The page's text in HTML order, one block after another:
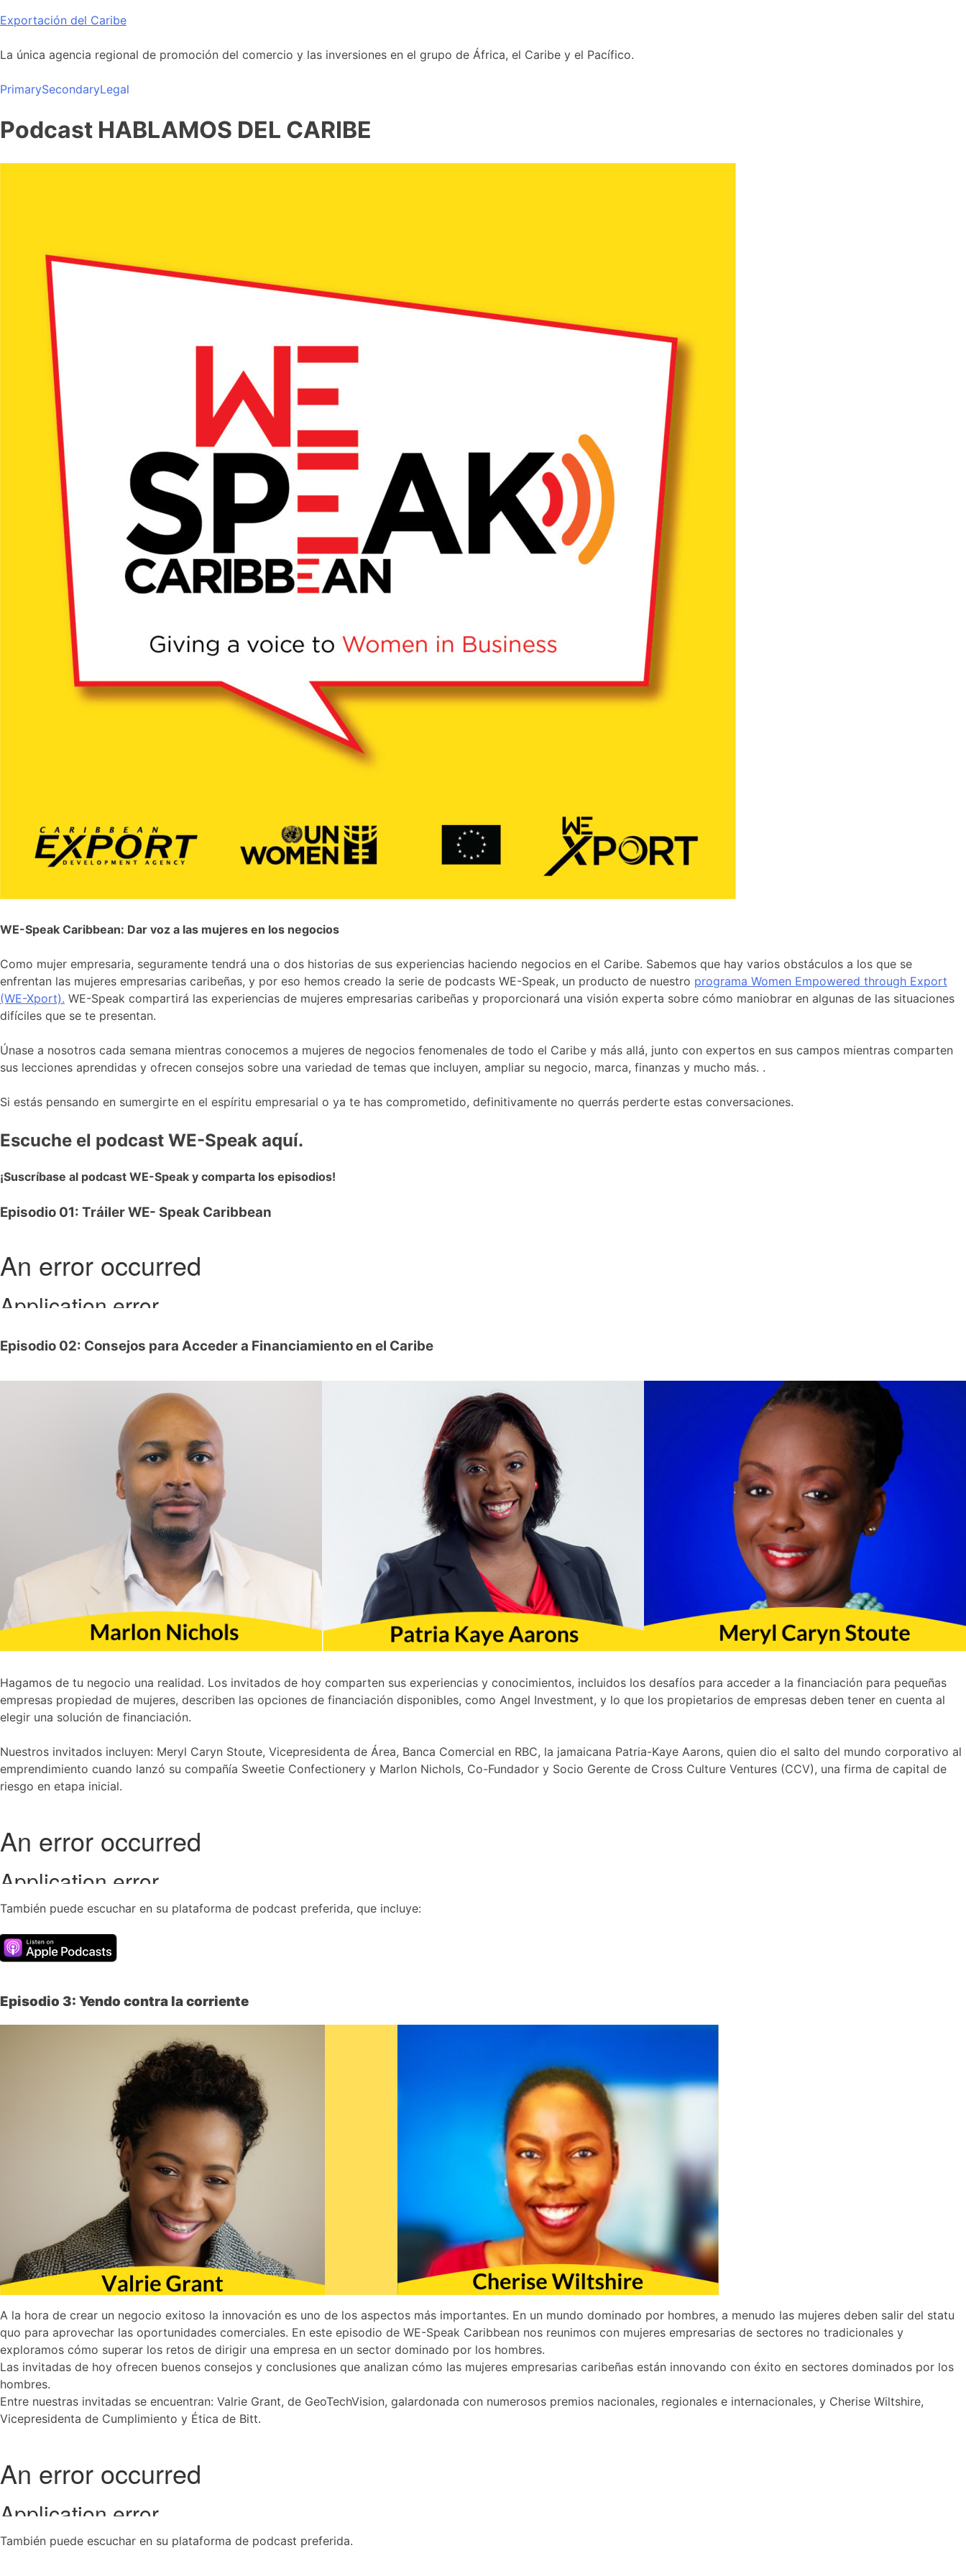
Skip
content
Exportación del Caribe
La única agencia regional de promoción del comercio y las inversiones en el grupo de África, el Caribe y el Pacífico.
PrimarySecondaryLegal
Podcast HABLAMOS DEL CARIBE
WE-Speak Caribbean: Dar voz a las mujeres en los negocios
Como mujer empresaria, seguramente tendrá una o dos historias de sus experiencias haciendo negocios en el Caribe. Sabemos que hay varios obstáculos a los que se
enfrentan las mujeres empresarias caribeñas, y por eso hemos creado la serie de podcasts WE-Speak, un producto de nuestro programa Women Empowered through Export
(WE-Xport). WE-Speak compartirá las experiencias de mujeres empresarias caribeñas y proporcionará una visión experta sobre cómo maniobrar en algunas de las situaciones
difíciles que se te presentan.
Únase a nosotros cada semana mientras conocemos a mujeres de negocios fenomenales de todo el Caribe y más allá, junto con expertos en sus campos mientras comparten
sus lecciones aprendidas y ofrecen consejos sobre una variedad de temas que incluyen, ampliar su negocio, marca, finanzas y mucho más. .
Si estás pensando en sumergirte en el espíritu empresarial o ya te has comprometido, definitivamente no querrás perderte estas conversaciones.
Escuche el podcast WE-Speak aquí.
¡Suscríbase al podcast WE-Speak y comparta los episodios!
Episodio 01: Tráiler WE- Speak Caribbean
Episodio 02: Consejos para Acceder a Financiamiento en el Caribe
Hagamos de tu negocio una realidad. Los invitados de hoy comparten sus experiencias y conocimientos, incluidos los desafíos para acceder a la financiación para pequeñas
empresas propiedad de mujeres, describen las opciones de financiación disponibles, como Angel Investment, y lo que los propietarios de empresas deben tener en cuenta al
elegir una solución de financiación.
Nuestros invitados incluyen: Meryl Caryn Stoute, Vicepresidenta de Área, Banca Comercial en RBC, la jamaicana Patria-Kaye Aarons, quien dio el salto del mundo corporativo al
emprendimiento cuando lanzó su compañía Sweetie Confectionery y Marlon Nichols, Co-Fundador y Socio Gerente de Cross Culture Ventures (CCV), una firma de capital de
riesgo en etapa inicial.
También puede escuchar en su plataforma de podcast preferida, que incluye:
Episodio 3: Yendo contra la corriente
A la hora de crear un negocio exitoso la innovación es uno de los aspectos más importantes. En un mundo dominado por hombres, a menudo las mujeres deben salir del statu
quo para aprovechar las oportunidades comerciales. En este episodio de WE-Speak Caribbean nos reunimos con mujeres empresarias de sectores no tradicionales y
exploramos cómo superar los retos de dirigir una empresa en un sector dominado por los hombres.
Las invitadas de hoy ofrecen buenos consejos y conclusiones que analizan cómo las mujeres empresarias caribeñas están innovando con éxito en sectores dominados por los
hombres.
Entre nuestras invitadas se encuentran: Valrie Grant, de GeoTechVision, galardonada con numerosos premios nacionales, regionales e internacionales, y Cherise Wiltshire,
Vicepresidenta de Cumplimiento y Ética de Bitt.
También puede escuchar en su plataforma de podcast preferida.